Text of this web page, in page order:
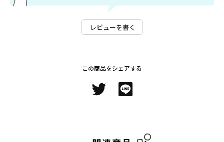
レビューを書く
この商品をシェアする